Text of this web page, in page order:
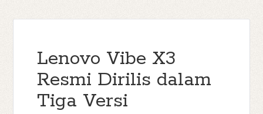
Lenovo Vibe X3
Resmi Dirilis dalam
Tiga Versi